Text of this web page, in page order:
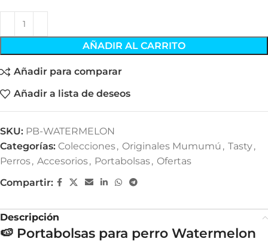
AÑADIR AL CARRITO
Añadir para comparar
Añadir a lista de deseos
SKU: PB-WATERMELON
Categorías: Colecciones, Originales Mumumú , Tasty,
Perros, Accesorios, Portabolsas, Ofertas
Compartir:
Descripción
🍉 Portabolsas para perro Watermelon